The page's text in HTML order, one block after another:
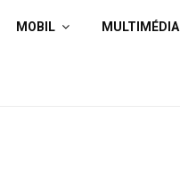
MOBIL MULTIMÉDIA